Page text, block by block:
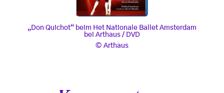
„Don Quichot“ beim Het Nationale Ballet Amsterdam
bei Arthaus / DVD
Arthaus